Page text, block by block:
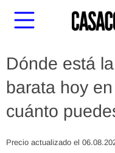
Dónde está
barata hoy
cuánto
Precio actualizado el